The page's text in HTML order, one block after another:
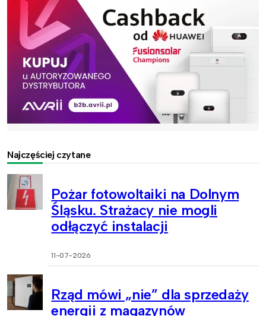
Najczęściej czytane
Pożar fotowoltaiki na Dolnym
Śląsku. Strażacy nie mogli
odłączyć instalacji
11-07-2026
Rząd mówi „nie” dla sprzedaży
energii z magazynów